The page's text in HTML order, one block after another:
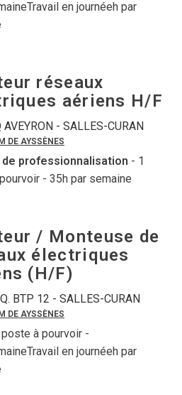
en journéeh par
réseaux
aériens H/F
AVEYRON - SALLES-CURAN
DE AYSSÈNES
professionnalisation - 1
- 35h par semaine
/ Monteuse de
électriques
(H/F)
BTP 12 - SALLES-CURAN
DE AYSSÈNES
à pourvoir -
en journéeh par